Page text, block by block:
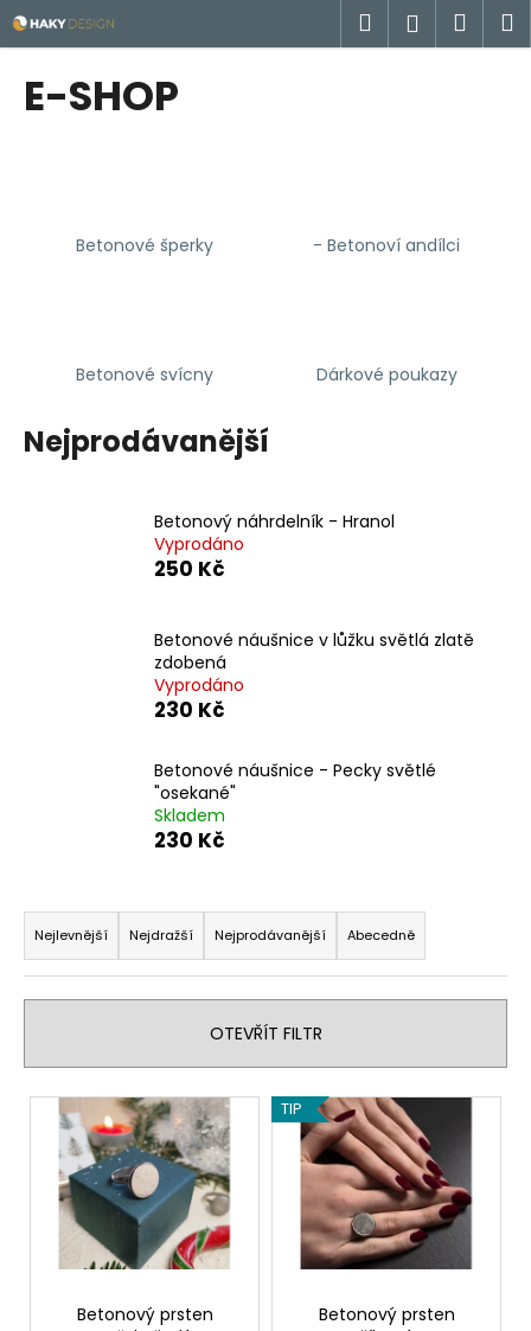
Přejít
na
obsah
Hledat
E-SHOP
Betonové šperky - Betonoví andílci
Betonové svícny Dárkové poukazy
Nejprodávanější
Betonový náhrdelník - Hranol
Vyprodáno
250 Kč
Betonové náušnice v lůžku světlá zlatě
zdobená
Vyprodáno
230 Kč
Betonové náušnice - Pecky světlé
"osekané"
Skladem
230 Kč
Ř
a
z
e
í
p
Nejlevnější Nejdražší Nejprodávanější Abecedně
OTEVŘÍT FILTR
V
Betonový prsten
TIP
Betonový prsten
K
o
e
HLEDAT
D
o
p
o
č
u
BETONOVÉ